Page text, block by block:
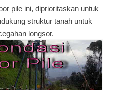
pile ini, diprioritaskan untuk
struktur tanah untuk
longsor.